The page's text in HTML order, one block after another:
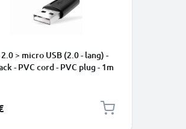
2.0 > micro USB (2.0 - lang) -
- PVC cord - PVC plug - 1m